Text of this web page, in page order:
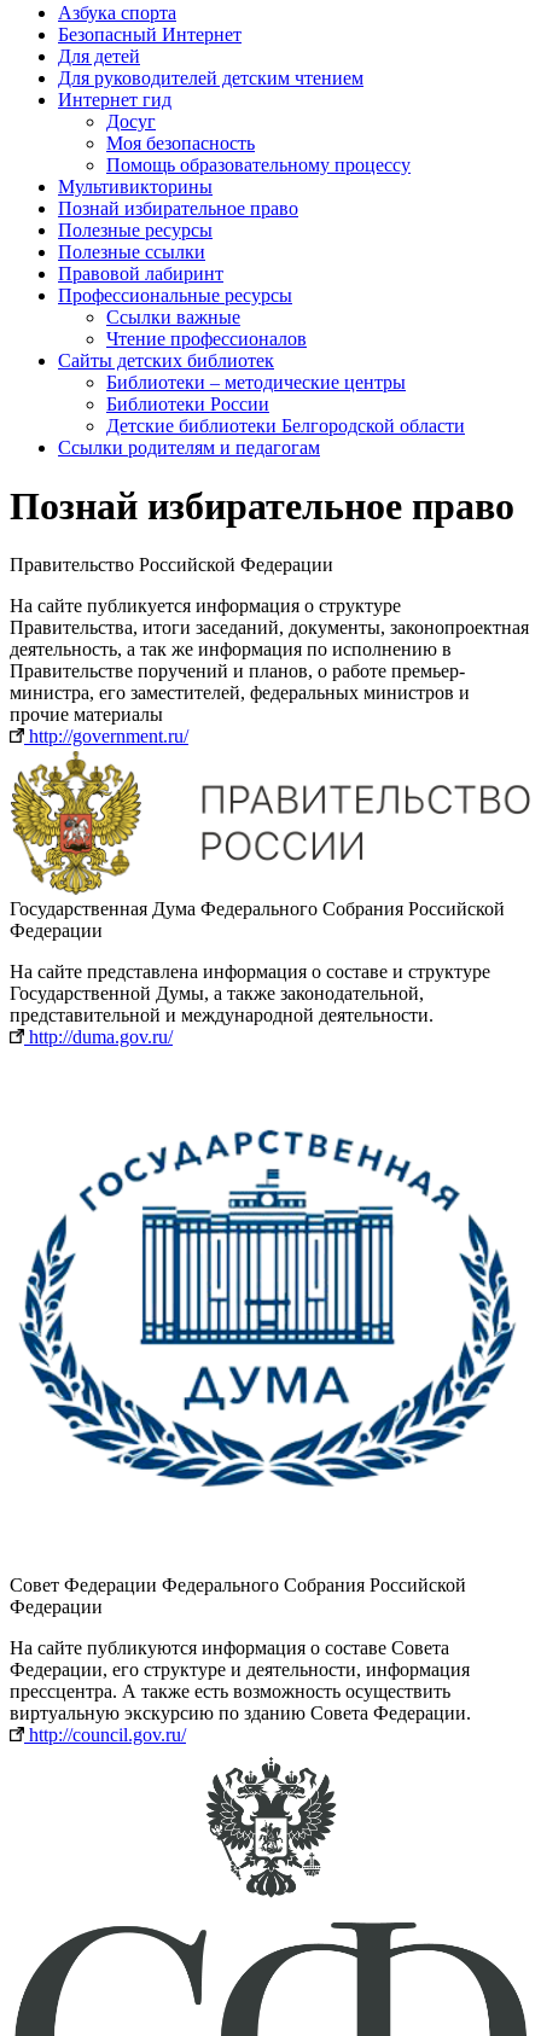
Азбука спорта
Безопасный Интернет
Для детей
Для руководителей детским чтением
Интернет гид
Досуг
Моя безопасность
Помощь образовательному процессу
Мультивикторины
Познай избирательное право
Полезные ресурсы
Полезные ссылки
Правовой лабиринт
Профессиональные ресурсы
Ссылки важные
Чтение профессионалов
Сайты детских библиотек
Библиотеки – методические центры
Библиотеки России
Детские библиотеки Белгородской области
Ссылки родителям и педагогам
Познай избирательное право
Правительство Российской Федерации
На сайте публикуется информация о структуре
Правительства, итоги заседаний, документы, законопроектная
деятельность, а так же информация по исполнению в
Правительстве поручений и планов, о работе премьер-
министра, его заместителей, федеральных министров и
прочие материалы
http://government.ru/
Государственная Дума Федерального Собрания Российской
Федерации
На сайте представлена информация о составе и структуре
Государственной Думы, а также законодательной,
представительной и международной деятельности.
http://duma.gov.ru/
Совет Федерации Федерального Собрания Российской
Федерации
На сайте публикуются информация о составе Совета
Федерации, его структуре и деятельности, информация
прессцентра. А также есть возможность осуществить
виртуальную экскурсию по зданию Совета Федерации.
http://council.gov.ru/